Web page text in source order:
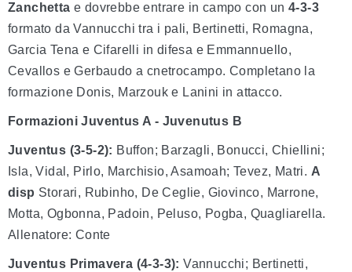
Zanchetta e dovrebbe entrare in campo con un4-3-3
formato da Vannucchi tra i pali, Bertinetti, Romagna,
Garcia Tena e Cifarelli in difesa e Emmannuello,
Cevallos e Gerbaudo a cnetrocampo. Completano la
formazione Donis, Marzouk e Lanini in attacco.
Formazioni Juventus A - Juvenutus B
Juventus (3-5-2): Buffon; Barzagli, Bonucci, Chiellini;
Isla, Vidal, Pirlo, Marchisio, Asamoah; Tevez, Matri. A
disp Storari, Rubinho, De Ceglie, Giovinco, Marrone,
Motta, Ogbonna, Padoin, Peluso, Pogba, Quagliarella.
Allenatore: Conte
Juventus Primavera (4-3-3): Vannucchi; Bertinetti,